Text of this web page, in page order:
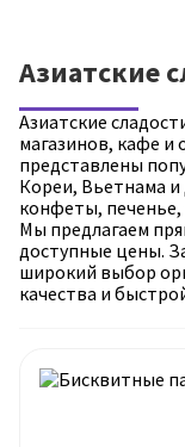
Азиатские
Азиатские
магазинов, кафе и
представлены
Кореи, Вьетнама и
конфеты,
Мы предлагаем
доступные цены.
широкий выбор
качества и